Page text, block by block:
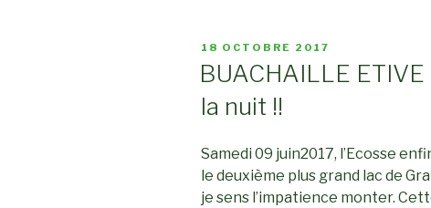
PUBLIÉ
18 OCTOBRE 2017
BUACHAILLE ETIVE
la nuit !!
Samedi 09 juin2017, l’Ecosse
le deuxième plus grand lac de
je sens l’impatience monter.